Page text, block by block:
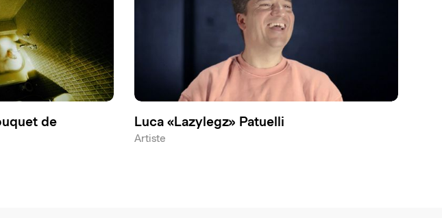
de
Luca «Lazylegz» Patuelli
Artiste